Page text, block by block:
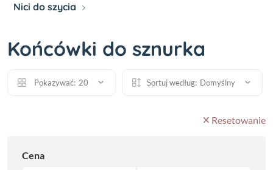
Nici do szycia
Końcówki do sznurka
Pokazywać: 20 Sortuj według: Domyślny
Resetowanie
Cena